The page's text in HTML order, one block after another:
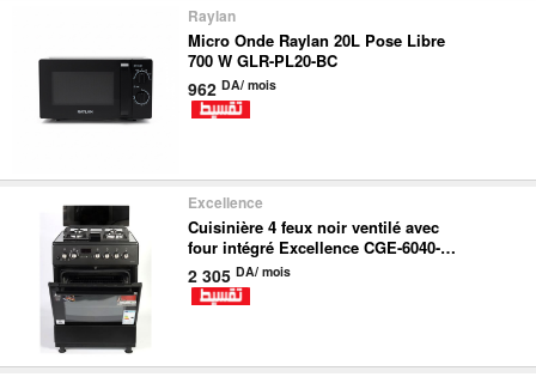
Raylan
Micro Onde Raylan 20L Pose Libre
700 W GLR-PL20-BC
962 DA/ mois
Excellence
Cuisinière 4 feux noir ventilé avec
four intégré Excellence CGE-6040-
GL-BL-GENESIS
2 305 DA/ mois